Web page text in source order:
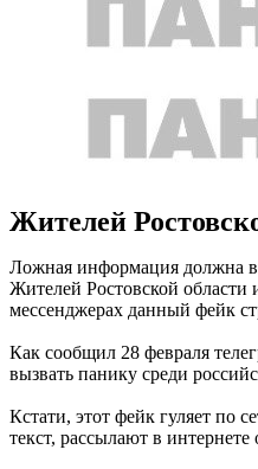
Жителей
Ложная информация должна
Жителей Ростовской
мессенджерах данный фейк
Как сообщил 28 февраля
вызвать панику среди
Кстати, этот фейк гуляет по
текст, рассылают в